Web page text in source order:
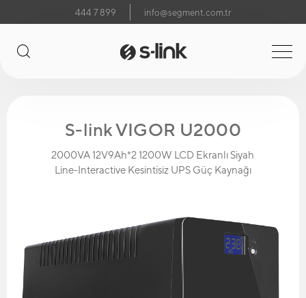
444 7 899 info@segment.com.tr
S-link VIGOR U2000
2000VA 12V9Ah*2 1200W LCD Ekranlı Siyah
Line-Interactive Kesintisiz UPS Güç Kaynağı